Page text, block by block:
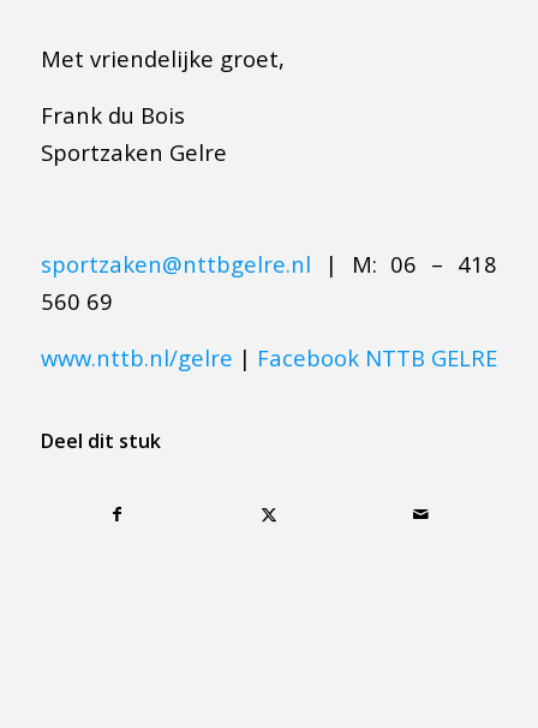
Met vriendelijke groet,
Frank du Bois
Sportzaken Gelre
sportzaken@nttbgelre.nl | M: 06 – 418
560 69
www.nttb.nl/gelre | Facebook NTTB GELRE
Deel dit stuk